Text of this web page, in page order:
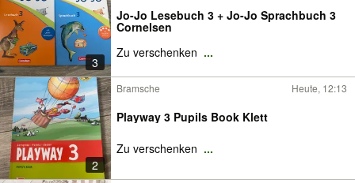
3
Jo-Jo Lesebuch 3 + Jo-Jo Sprachbuch 3
Cornelsen
Zu verschenken ...
2
Bramsche Heute, 12:13
Playway 3 Pupils Book Klett
Zu verschenken ...